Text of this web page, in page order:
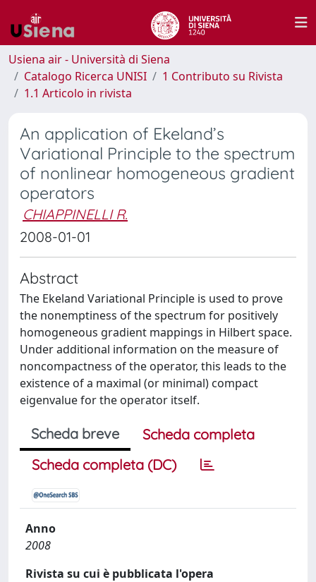
Usiena air - Università di Siena
Catalogo Ricerca UNISI
1 Contributo su Rivista
1.1 Articolo in rivista
An application of Ekeland’s
Variational Principle to the spectrum
of nonlinear homogeneous gradient
operators
CHIAPPINELLI R.
2008-01-01
Abstract
The Ekeland Variational Principle is used to prove
the nonemptiness of the spectrum for positively
homogeneous gradient mappings in Hilbert space.
Under additional information on the measure of
noncompactness of the operator, this leads to the
existence of a maximal (or minimal) compact
eigenvalue for the operator itself.
Scheda breve
Scheda completa
Scheda completa (DC)
Anno
2008
Rivista su cui è pubblicata l'opera